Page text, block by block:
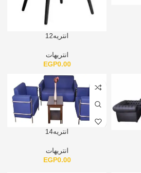
انتريه12
انتريهات
EGP0.00
انتريه14
انتريهات
EGP0.00